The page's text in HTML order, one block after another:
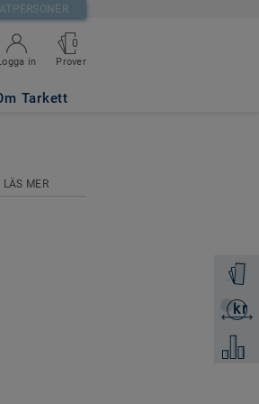
in
0
Prover
Tarkett
Beställ
kr
Jämför
LÄS MER